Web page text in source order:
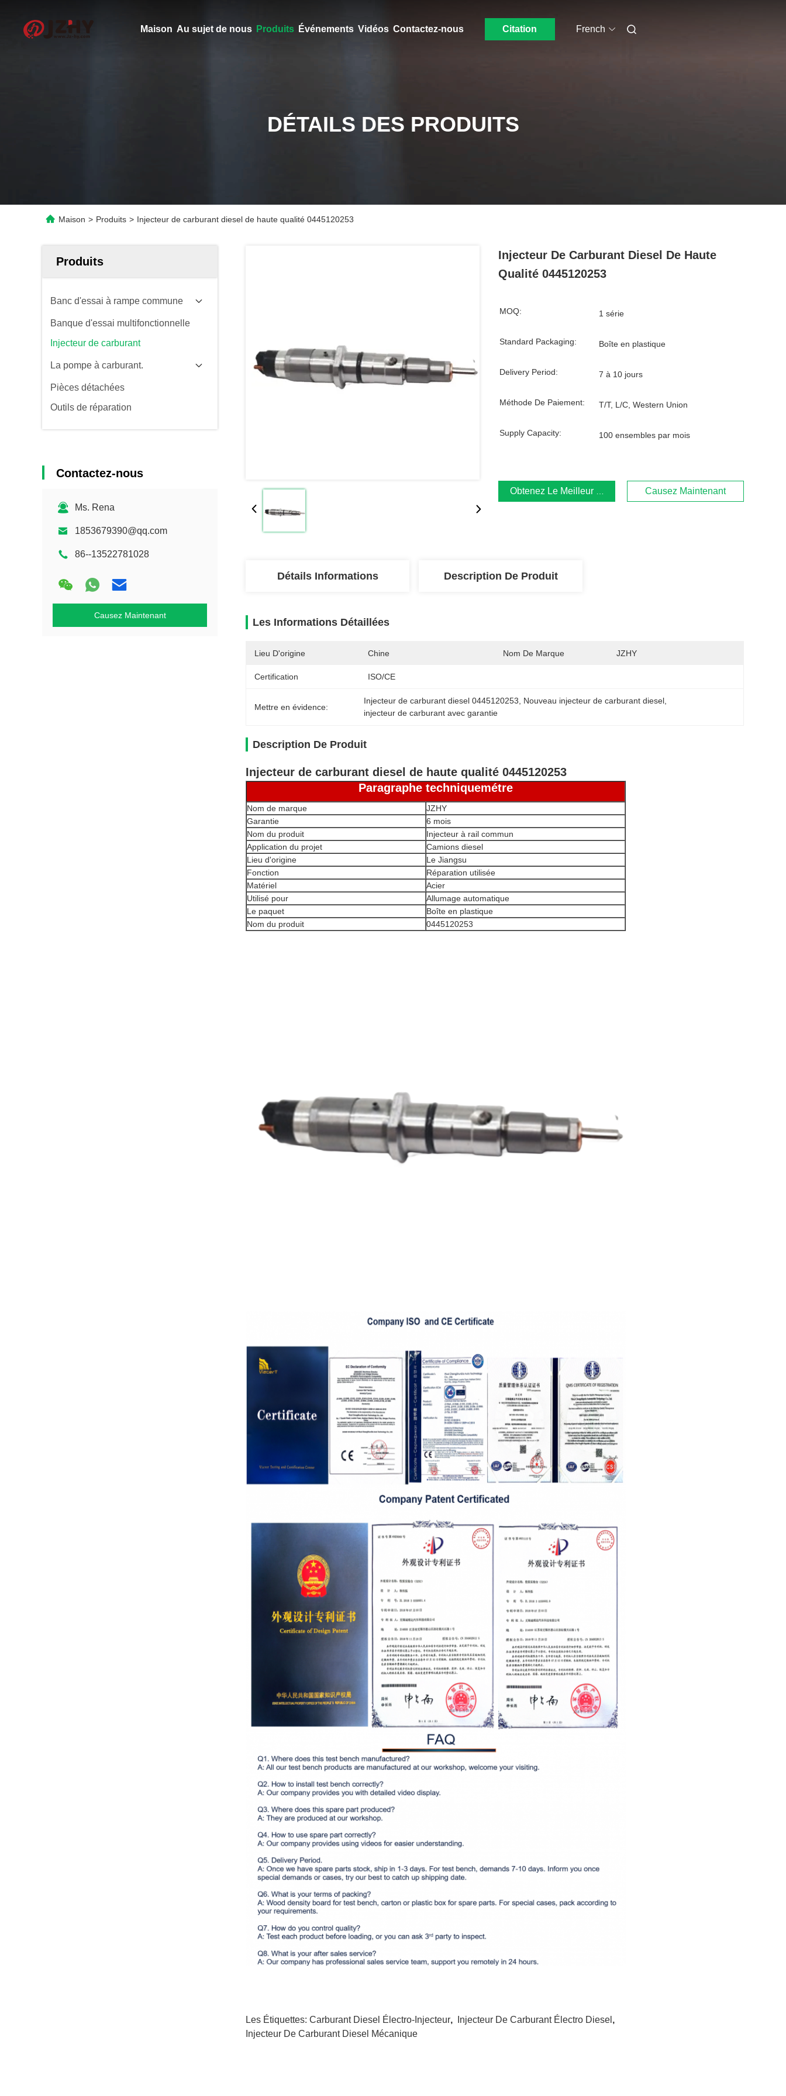
Maison Au sujet de nous Produits Événements Vidéos Contactez-nous Citation French
DÉTAILS DES PRODUITS
Maison > Produits > Injecteur de carburant diesel de haute qualité 0445120253
Produits
Banc d'essai à rampe commune
Banque d'essai multifonctionnelle
Injecteur de carburant
La pompe à carburant.
Pièces détachées
Outils de réparation
Contactez-nous
Ms. Rena
1853679390@qq.com
86--13522781028
Causez Maintenant
Injecteur De Carburant Diesel De Haute
Qualité 0445120253
MOQ: 1 série
Standard Packaging: Boîte en plastique
Delivery Period: 7 à 10 jours
Méthode De Paiement: T/T, L/C, Western Union
Supply Capacity: 100 ensembles par mois
Obtenez Le Meilleur Prix Causez Maintenant
Détails Informations Description De Produit
Les Informations Détaillées
Lieu D'origine Chine Nom De Marque JZHY
Certification ISO/CE
Mettre en évidence:
Injecteur de carburant diesel 0445120253 Nouveau injecteur de carburant diesel
injecteur de carburant avec garantie
Description De Produit
Injecteur de carburant diesel de haute qualité 0445120253
Paragraphe techniquemétre
Nom de marque
JZHY
Garantie
6 mois
Nom du produit
Injecteur à rail commun
Application du projet
Camions diesel
Lieu d'origine
Le Jiangsu
Fonction
Réparation utilisée
Matériel
Acier
Utilisé pour
Allumage automatique
Le paquet
Boîte en plastique
Nom du produit
0445120253
Les Étiquettes: Carburant Diesel Électro-Injecteur, Injecteur De Carburant Électro Diesel ,
Injecteur De Carburant Diesel Mécanique